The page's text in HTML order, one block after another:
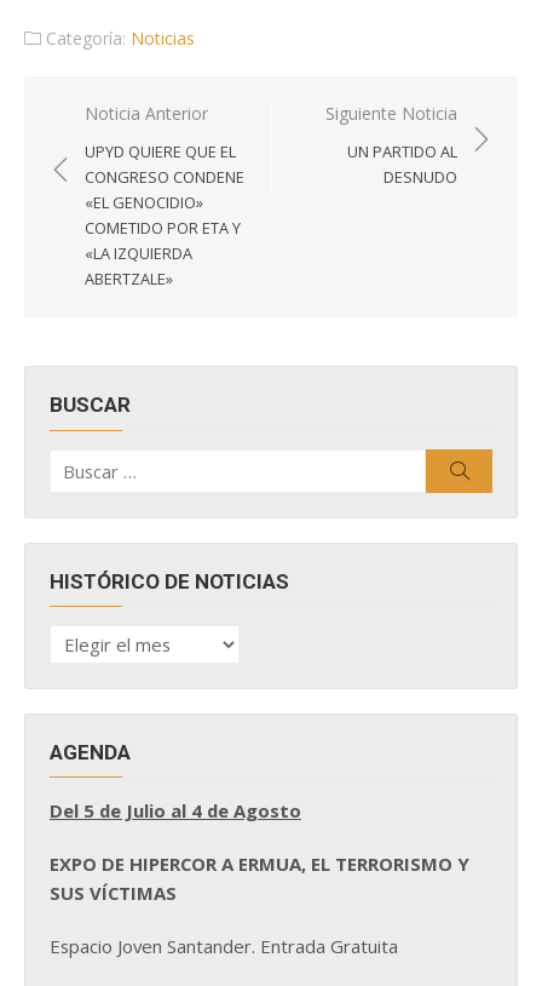
Categoría: Noticias
Navegación
entradas
Noticia Anterior
UPYD QUIERE QUE EL
CONGRESO CONDENE
«EL GENOCIDIO»
COMETIDO POR ETA Y
«LA IZQUIERDA
ABERTZALE»
Siguiente Noticia
UN PARTIDO AL
DESNUDO
BUSCAR
por:
HISTÓRICO DE NOTICIAS
HISTÓRICO
DE
AGENDA
Del 5 de Julio al 4 de Agosto
EXPO DE HIPERCOR A ERMUA, EL TERRORISMO Y
SUS VÍCTIMAS
Espacio Joven Santander. Entrada Gratuita